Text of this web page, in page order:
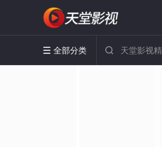
 全部分类 